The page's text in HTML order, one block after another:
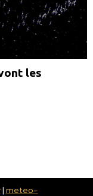
les
| meteo-